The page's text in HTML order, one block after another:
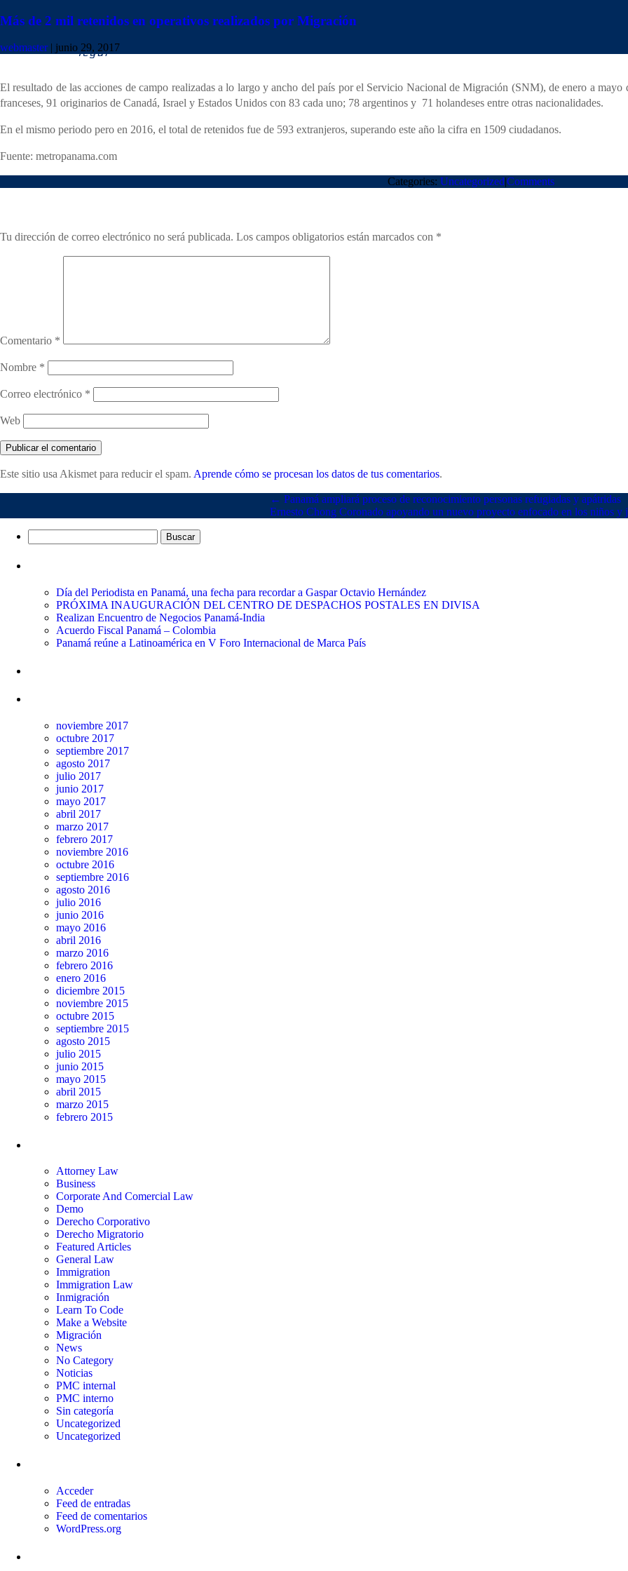
Más de 2 mil retenidos en operativos realizados por Migración
webmaster | junio 29, 2017
Un total de 2 mil 102 extranjeros han sido retenidos, en las diversos operativos realizados por el Servicio Nacional de Migración, en los
La razón principal de las retenciones es la verificación o investigación, con la cantidad de 1, 716, en segundo lugar los antecedentes
control 2, indocumentados; entre otras causas.
El resultado de las acciones de campo realizadas a lo largo y ancho del país por el Servicio Nacional de Migración (SNM), de enero a
franceses, 91 originarios de Canadá, Israel y Estados Unidos con 83 cada uno; 78 argentinos y 71 holandeses entre otras nacionalidades.
En el mismo periodo pero en 2016, el total de retenidos fue de 593 extranjeros, superando este año la cifra en 1509 ciudadanos.
Fuente: metropanama.com
Categories: Uncategorized|Comments
Tu dirección de correo electrónico no será publicada. Los campos obligatorios están marcados con *
Comentario *
Nombre *
Correo electrónico *
Web
Este sitio usa Akismet para reducir el spam. Aprende cómo se procesan los datos de tus comentarios.
← Panamá ampliará proceso de reconocimiento personas refugiadas y apátridas
Ernesto Chong Coronado apoyando un nuevo proyecto enfocado en los niños y
Día del Periodista en Panamá, una fecha para recordar a Gaspar Octavio Hernández
PRÓXIMA INAUGURACIÓN DEL CENTRO DE DESPACHOS POSTALES EN DIVISA
Realizan Encuentro de Negocios Panamá-India
Acuerdo Fiscal Panamá – Colombia
Panamá reúne a Latinoamérica en V Foro Internacional de Marca País
noviembre 2017
octubre 2017
septiembre 2017
agosto 2017
julio 2017
junio 2017
mayo 2017
abril 2017
marzo 2017
febrero 2017
noviembre 2016
octubre 2016
septiembre 2016
agosto 2016
julio 2016
junio 2016
mayo 2016
abril 2016
marzo 2016
febrero 2016
enero 2016
diciembre 2015
noviembre 2015
octubre 2015
septiembre 2015
agosto 2015
julio 2015
junio 2015
mayo 2015
abril 2015
marzo 2015
febrero 2015
Attorney Law
Business
Corporate And Comercial Law
Demo
Derecho Corporativo
Derecho Migratorio
Featured Articles
General Law
Immigration
Immigration Law
Inmigración
Learn To Code
Make a Website
Migración
News
No Category
Noticias
PMC internal
PMC interno
Sin categoría
Uncategorized
Uncategorized
Acceder
Feed de entradas
Feed de comentarios
WordPress.org